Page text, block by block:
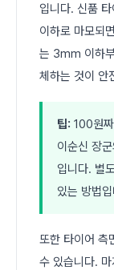
입니다. 신품
이하로 마모되
는 3mm 이하
체하는 것이 안
팁: 100원
이순신 장
입니다. 별
있는 방법
또한 타이어 측
수 있습니다.